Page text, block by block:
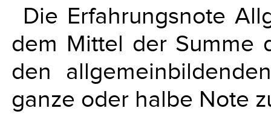
Die Erfahrungsnote
dem Mittel der Summe
den
ganze oder halbe Note